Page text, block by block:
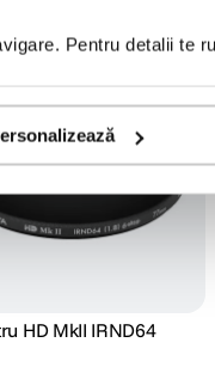
Pentru detalii te
HD MkII IRND64